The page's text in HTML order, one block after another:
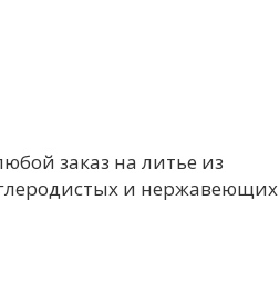
заказ на литье из
и нержавеющих